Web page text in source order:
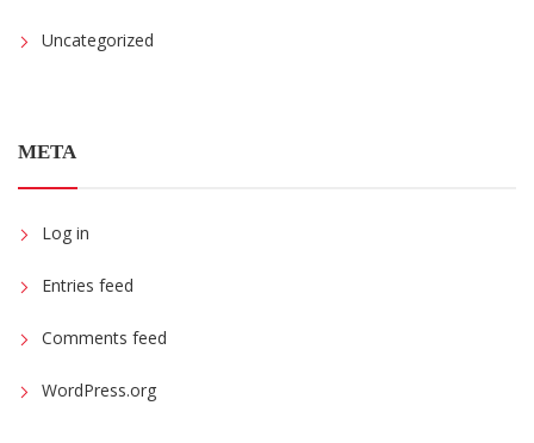
Uncategorized
META
Log in
Entries feed
Comments feed
WordPress.org